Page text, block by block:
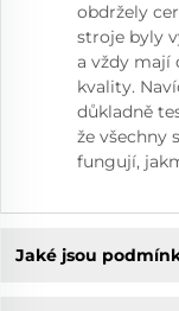
obdržely
stroje byly
a vždy mají
kvality.
důkladně
že všechny
fungují,
Jaké jsou